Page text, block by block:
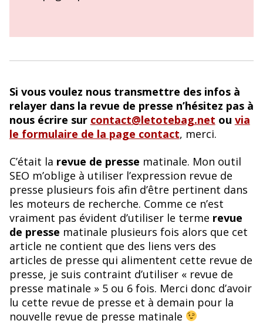
Si vous voulez nous transmettre des infos à
relayer dans la revue de presse n’hésitez pas à
nous écrire sur contact@letotebag.net ou via
le formulaire de la page contact, merci.
C’était la revue de presse matinale. Mon outil
SEO m’oblige à utiliser l’expression revue de
presse plusieurs fois afin d’être pertinent dans
les moteurs de recherche. Comme ce n’est
vraiment pas évident d’utiliser le terme revue
de presse matinale plusieurs fois alors que cet
article ne contient que des liens vers des
articles de presse qui alimentent cette revue de
presse, je suis contraint d’utiliser « revue de
presse matinale » 5 ou 6 fois. Merci donc d’avoir
lu cette revue de presse et à demain pour la
nouvelle revue de presse matinale